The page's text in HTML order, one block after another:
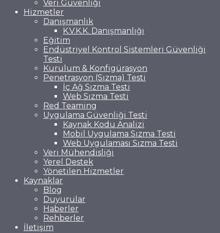
Veri Güvenliği
Hizmetler
Danışmanlık
K.V.K.K. Danışmanlığı
Eğitim
Endüstriyel Kontrol Sistemleri Güvenliği
Testi
Kurulum & Konfigürasyon
Penetrasyon (Sızma) Testi
İç Ağ Sızma Testi
Web Sızma Testi
Red Teaming
Uygulama Güvenliği Testi
Kaynak Kodu Analizi
Mobil Uygulama Sızma Testi
Web Uygulaması Sızma Testi
Veri Mühendisliği
Yerel Destek
Yönetilen Hizmetler
Kaynaklar
Blog
Duyurular
Haberler
Rehberler
İletişim